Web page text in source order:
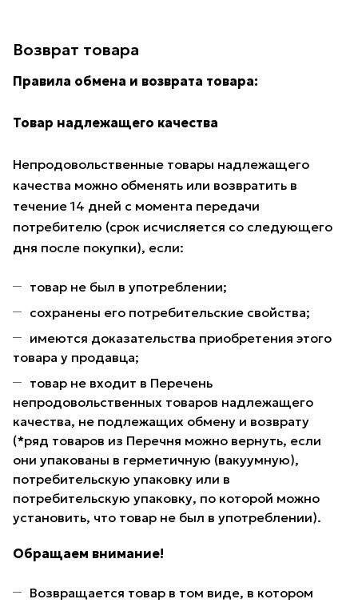
Возврат товара
Правила обмена и возврата товара:
Товар надлежащего качества
Непродовольственные товары надлежащего
качества можно обменять или возвратить в
течение 14 дней с момента передачи
потребителю (срок исчисляется со следующего
дня после покупки), если:
товар не был в употреблении;
сохранены его потребительские свойства;
имеются доказательства приобретения этого
товара у продавца;
товар не входит в Перечень
непродовольственных товаров надлежащего
качества, не подлежащих обмену и возврату
(*ряд товаров из Перечня можно вернуть, если
они упакованы в герметичную (вакуумную),
потребительскую упаковку или в
потребительскую упаковку, по которой можно
установить, что товар не был в употреблении).
Обращаем внимание!
Возвращается товар в том виде, в котором